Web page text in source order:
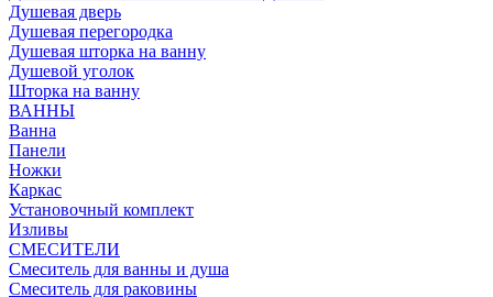
Душевая дверь
Душевая перегородка
Душевая шторка на ванну
Душевой уголок
Шторка на ванну
ВАННЫ
Ванна
Панели
Ножки
Каркас
Установочный комплект
Изливы
СМЕСИТЕЛИ
Смеситель для ванны и душа
Смеситель для раковины